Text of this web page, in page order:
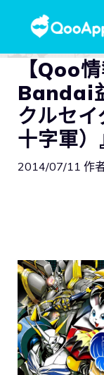
【Qoo
Bandai
クルセ
十字軍
2014/07/11 作